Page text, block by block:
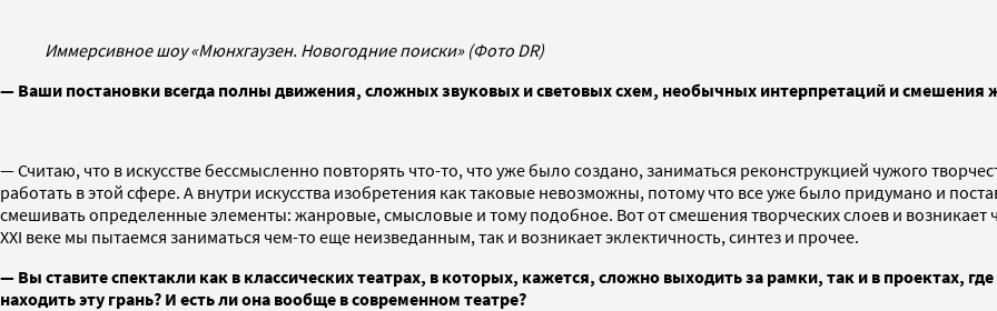
Иммерсивное шоу «Мюнхгаузен. Новогодние поиски» (Фото DR)
— Ваши постановки всегда полны движения, сложных звуковых и световых схем, необычных интерпретаций и смешения
— Считаю, что в искусстве бессмысленно повторять что-то, что уже было создано, заниматься реконструкцией чужого
работать в этой сфере. А внутри искусства изобретения как таковые невозможны, потому что все уже было придумано и
смешивать определенные элементы: жанровые, смысловые и тому подобное. Вот от смешения творческих слоев и возникает
XXI веке мы пытаемся заниматься чем-то еще неизведанным, так и возникает эклектичность, синтез и прочее.
— Вы ставите спектакли как в классических театрах, в которых, кажется, сложно выходить за рамки, так и в проектах,
находить эту грань? И есть ли она вообще в современном театре?